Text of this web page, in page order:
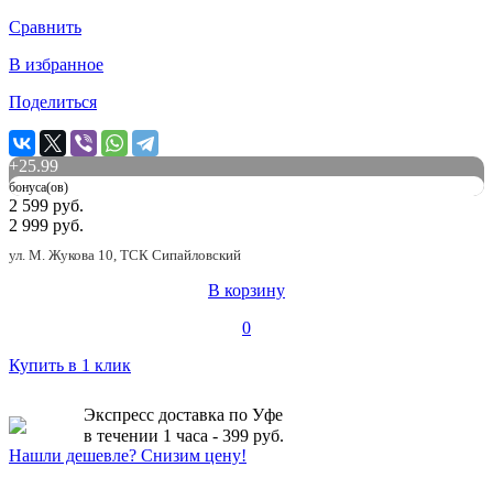
Сравнить
В избранное
Поделиться
+25.99
бонуса(ов)
2 599 руб.
2 999 руб.
ул. М. Жукова 10, ТСК Сипайловский
В корзину
0
Купить в 1 клик
Экспресс доставка по Уфе
в течении 1 часа - 399 руб.
Нашли дешевле? Снизим цену!